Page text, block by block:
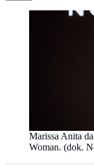
Marissa Anita
Woman. (dok.